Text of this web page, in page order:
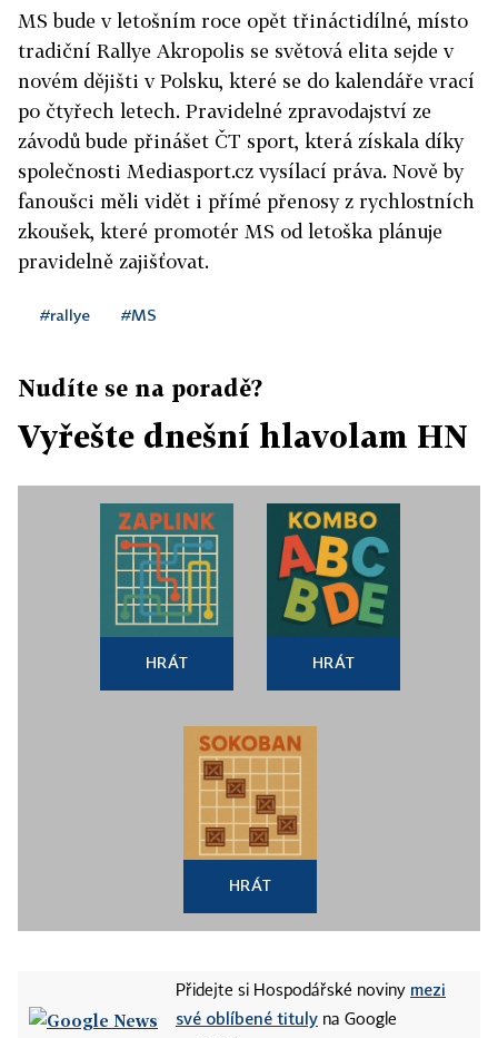
MS bude v letošním roce opět třináctidílné, místo
tradiční Rallye Akropolis se světová elita sejde v
novém dějišti v Polsku, které se do kalendáře vrací
po čtyřech letech. Pravidelné zpravodajství ze
závodů bude přinášet ČT sport, která získala díky
společnosti Mediasport.cz vysílací práva. Nově by
fanoušci měli vidět i přímé přenosy z rychlostních
zkoušek, které promotér MS od letoška plánuje
pravidelně zajišťovat.
#rallye #MS
Nudíte se na poradě?
Vyřešte dnešní hlavolam HN
HRÁT HRÁT
HRÁT
Přidejte si Hospodářské noviny mezi
své oblíbené tituly na Google